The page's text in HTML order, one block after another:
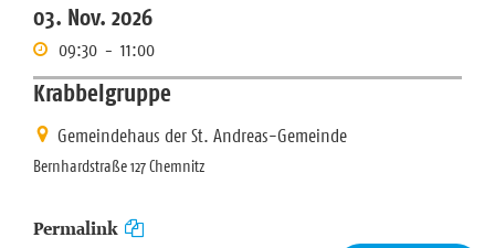
03. Nov. 2026
09:30 - 11:00
Krabbelgruppe
Gemeindehaus der St. Andreas-Gemeinde
Bernhardstraße 127 Chemnitz
Permalink